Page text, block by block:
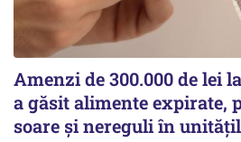
Amenzi de 300.000 de lei
a găsit alimente expirate,
soare și nereguli în